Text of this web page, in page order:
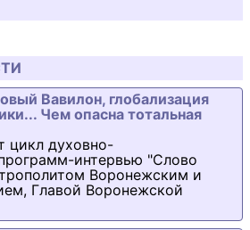
Вавилон, глобализация
Чем опасна тотальная
цикл духовно-
интервью "Слово
Воронежским и
Главой Воронежской